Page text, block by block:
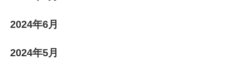
2024年6月
2024年5月